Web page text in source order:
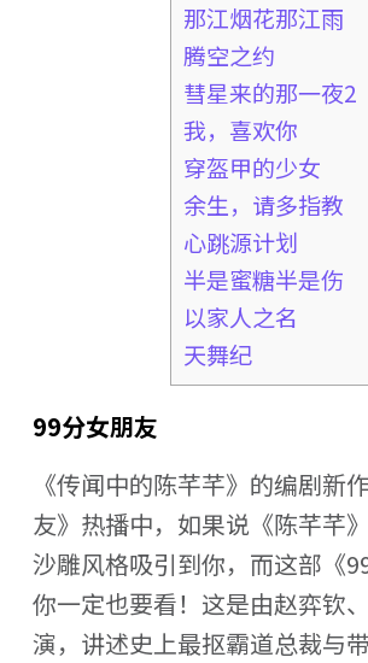
那江烟花那江雨
腾空之约
彗星来的那一夜2
我，喜欢你
穿盔甲的少女
余生，请多指教
心跳源计划
半是蜜糖半是伤
以家人之名
天舞纪
99分女朋友
《传闻中的陈芊芊》的编剧新
友》热播中，如果说《陈芊芊
沙雕风格吸引到你，而这部《
你一定也要看！这是由赵弈钦
演，讲述史上最抠霸道总裁与